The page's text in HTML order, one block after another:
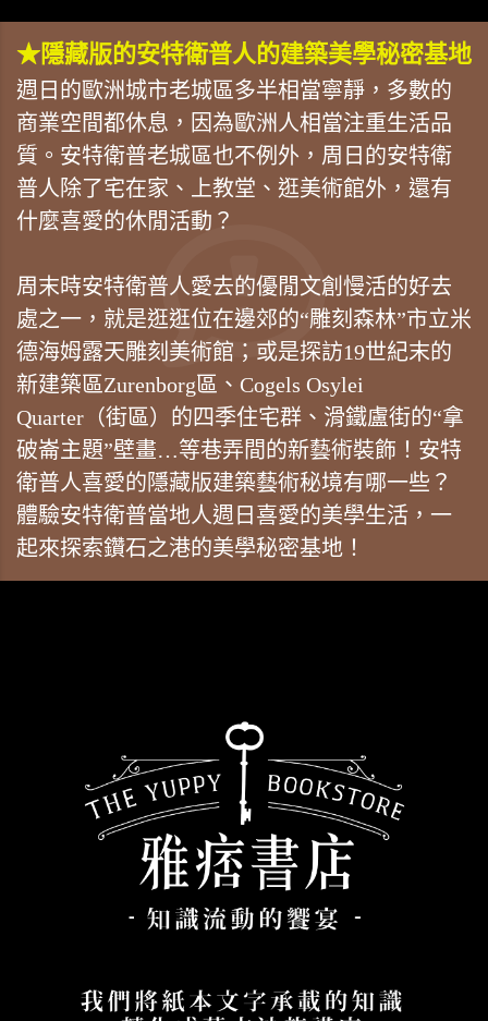
★隱藏版的安特衛普人的建築美學秘密基地
週日的歐洲城市老城區多半相當寧靜，多數的
商業空間都休息，因為歐洲人相當注重生活品
質。安特衛普老城區也不例外，周日的安特衛
普人除了宅在家、上教堂、逛美術館外，還有
什麼喜愛的休閒活動？
周末時安特衛普人愛去的優閒文創慢活的好去
處之一，就是逛逛位在邊郊的“雕刻森林”市立米
德海姆露天雕刻美術館；或是探訪19世紀末的
新建築區Zurenborg區、Cogels Osylei
Quarter（街區）的四季住宅群、滑鐵盧街的“拿
破崙主題”壁畫…等巷弄間的新藝術裝飾！安特
衛普人喜愛的隱藏版建築藝術秘境有哪一些？
體驗安特衛普當地人週日喜愛的美學生活，一
起來探索鑽石之港的美學秘密基地！